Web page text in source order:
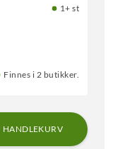
1+ st
Finnes i 2 butikker.
HANDLEKURV